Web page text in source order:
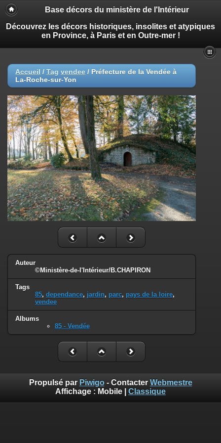
Base décors du ministère de l'Intérieur
Découvrez les décors historiques, insolites et atypiques
en Province, à Paris et en Outre-mer !
Accueil / Tag vendee / Préfecture de la Vendée à
La-Roche-sur-Yon
Auteur
©Ministère-de-l'Intérieur/B.CHAPIRON
Tags
85, dependance, jardin, parc, pays de la loire,
vendee
Albums
85 - Vendée
Propulsé par Piwigo- Contacter Webmestre
Affichage : Mobile Classique